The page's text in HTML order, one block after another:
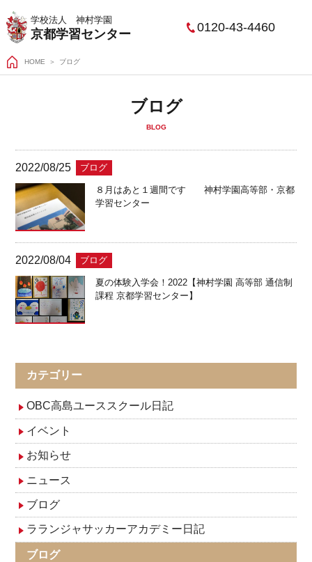
学校法人 神村学園
京都学習センター 0120-43-4460
HOME ブログ
ブログ
BLOG
2022/08/25 ブログ
８月はあと１週間です 神村学園高等部・京都
学習センター
2022/08/04 ブログ
夏の体験入学会！2022【神村学園 高等部 通信制
課程 京都学習センター】
カテゴリー
OBC高島ユーススクール日記
イベント
お知らせ
ニュース
ブログ
ラランジャサッカーアカデミー日記
ブログ